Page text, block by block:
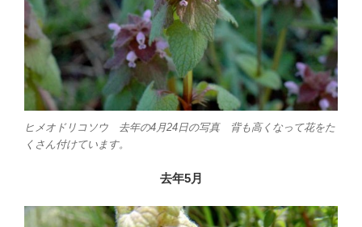
ヒメオドリコソウ 去年の4月24日の写真 背も高くなって花をた
くさん付けています。
去年5月